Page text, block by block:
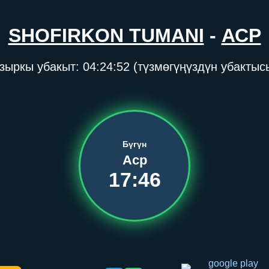
SHOFIRKON TUMANI - АСР
убакыт: 04:24:52 (түзмөгүңүздүн
Бүгүн
Аср
17:46